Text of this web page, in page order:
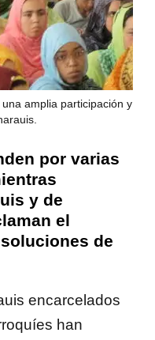
amplia participación y
por varias
y de
el
de
encarcelados
han